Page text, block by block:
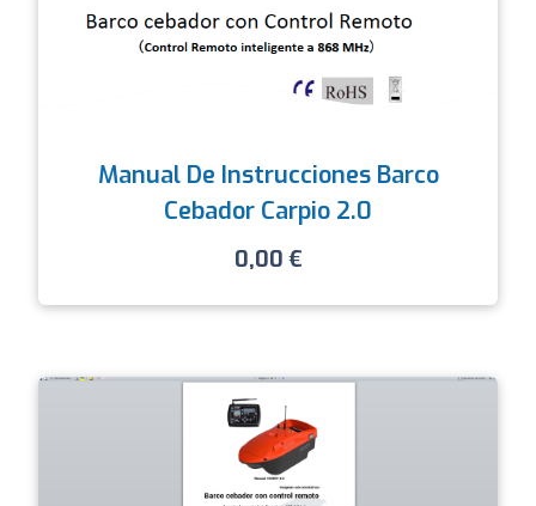
Manual De Instrucciones Barco
Cebador Carpio 2.0
0,00€